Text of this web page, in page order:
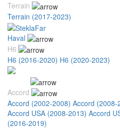
Terrain
Terrain (2017-2023)
Haval
H6
H6 (2016-2020) H6 (2020-2023)
Accord
Accord (2002-2008) Accord (2008-
Accord USA (2008-2013) Accord
(2016-2019)